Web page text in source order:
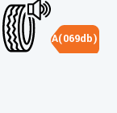
A(069db)